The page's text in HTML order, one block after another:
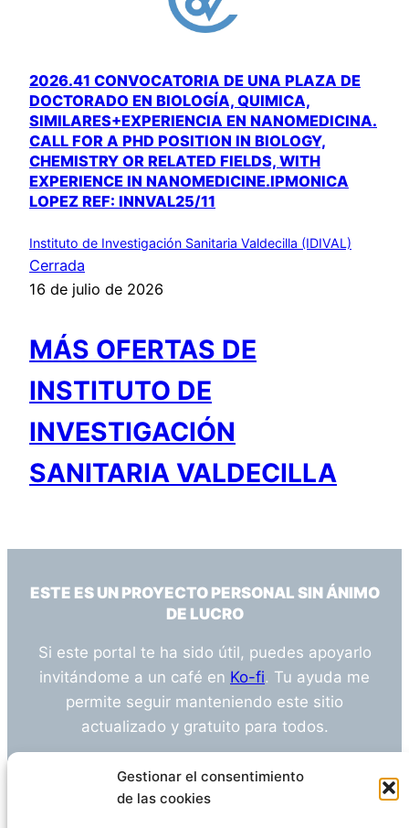
Gestionar el consentimiento
de las cookies
2026.41 CONVOCATORIA DE UNA PLAZA DE
DOCTORADO EN BIOLOGÍA, QUIMICA,
SIMILARES+EXPERIENCIA EN NANOMEDICINA.
CALL FOR A PHD POSITION IN BIOLOGY,
CHEMISTRY OR RELATED FIELDS, WITH
EXPERIENCE IN NANOMEDICINE.IPMONICA
LOPEZ REF: INNVAL25/11
Instituto de Investigación Sanitaria Valdecilla (IDIVAL)
Cerrada
16 de julio de 2026
MÁS OFERTAS DE
INSTITUTO DE
INVESTIGACIÓN
SANITARIA VALDECILLA
ESTE ES UN PROYECTO PERSONAL SIN ÁNIMO
DE LUCRO
Si este portal te ha sido útil, puedes apoyarlo
invitándome a un café en Ko-fi. Tu ayuda me
permite seguir manteniendo este sitio
actualizado y gratuito para todos.
¿Tienes alguna duda o sugerencia? Escríbeme
info@empleosanitarioinvestigacion.es